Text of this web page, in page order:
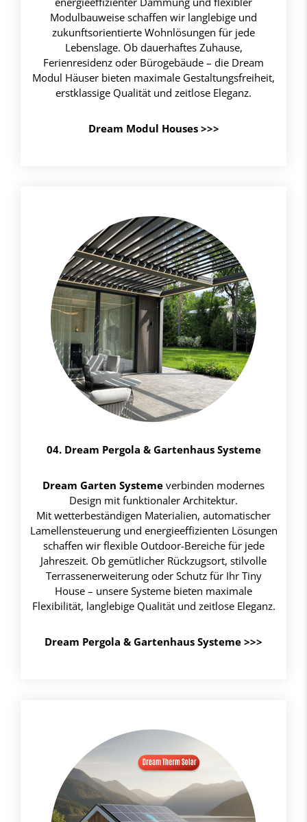
Modulbauweise schaffen wir langlebige und
zukunftsorientierte Wohnlösungen für jede
Lebenslage. Ob dauerhaftes Zuhause,
Ferienresidenz oder Bürogebäude – die Dream
Modul Häuser bieten maximale Gestaltungsfreiheit,
erstklassige Qualität und zeitlose Eleganz.
Dream Modul Houses >>>
04. Dream Pergola & Gartenhaus Systeme
Dream Garten Systemeverbinden modernes
Design mit funktionaler Architektur.
Mit wetterbeständigen Materialien, automatischer
Lamellensteuerung und energieeffizienten Lösungen
schaffen wir flexible Outdoor-Bereiche für jede
Jahreszeit. Ob gemütlicher Rückzugsort, stilvolle
Terrassenerweiterung oder Schutz für Ihr Tiny
House – unsere Systeme bieten maximale
Flexibilität, langlebige Qualität und zeitlose Eleganz.
Dream Pergola & Gartenhaus Systeme>>>